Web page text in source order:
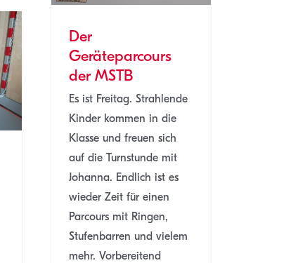
Der
Geräteparcours
der MSTB
Es ist Freitag. Strahlende
Kinder kommen in die
Klasse und freuen sich
auf die Turnstunde mit
Johanna. Endlich ist es
wieder Zeit für einen
Parcours mit Ringen,
Stufenbarren und vielem
mehr. Vorbereitend